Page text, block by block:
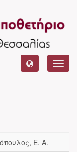
Ε. Α.